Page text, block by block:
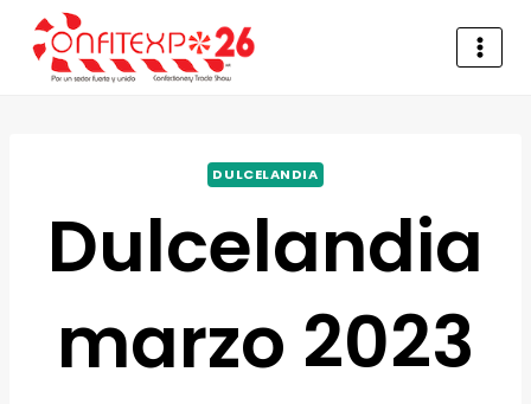
DULCELANDIA
Dulcelandia
marzo 2023